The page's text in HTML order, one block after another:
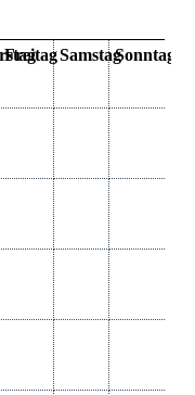
FreitagSamstagSonntag